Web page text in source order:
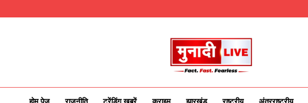
Munadi Live – Jharkhand's Leading